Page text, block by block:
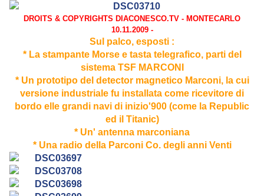
DROITS & COPYRIGHTS DIACONESCO.TV - MONTECARLO
10.11.2009 -
Sul palco, esposti :
* La stampante Morse e tasta telegrafico, parti del
sistema TSF MARCONI
* Un prototipo del detector magnetico Marconi, la cui
versione industriale fu installata come ricevitore di
bordo elle grandi navi di inizio'900 (come la Republic
ed il Titanic)
* Un' antenna marconiana
* Una radio della Parconi Co. degli anni Venti